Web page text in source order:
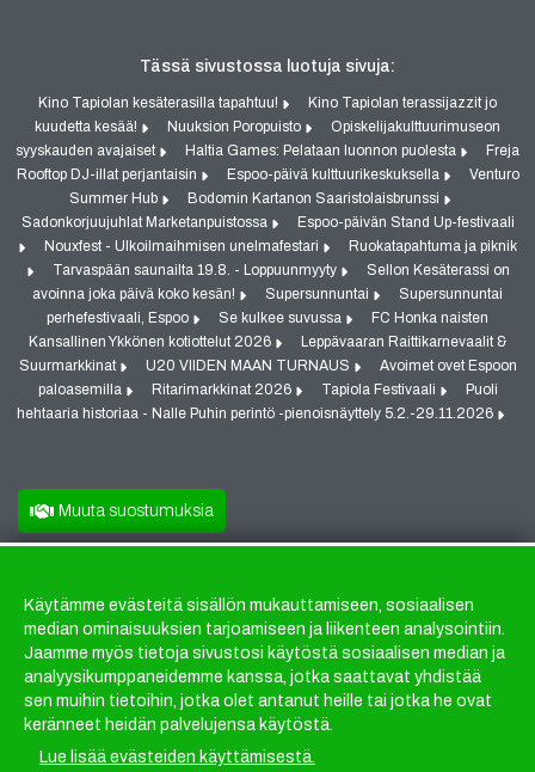
Tässä sivustossa luotuja sivuja:
Kino Tapiolan kesäterasilla tapahtuu!
Kino Tapiolan terassijazzit jo
kuudetta kesää!
Nuuksion Poropuisto
Opiskelijakulttuurimuseon
syyskauden avajaiset
Haltia Games: Pelataan luonnon puolesta
Freja
Rooftop DJ-illat perjantaisin
Espoo-päivä kulttuurikeskuksella
Venturo
Summer Hub
Bodomin Kartanon Saaristolaisbrunssi
Sadonkorjuujuhlat Marketanpuistossa
Espoo-päivän Stand Up-festivaali
Nouxfest - Ulkoilmaihmisen unelmafestari
Ruokatapahtuma ja piknik
Tarvaspään saunailta 19.8. - Loppuunmyyty
Sellon Kesäterassi on
avoinna joka päivä koko kesän!
Supersunnuntai
Supersunnuntai
perhefestivaali, Espoo
Se kulkee suvussa
FC Honka naisten
Kansallinen Ykkönen kotiottelut 2026
Leppävaaran Raittikarnevaalit &
Suurmarkkinat
U20 VIIDEN MAAN TURNAUS
Avoimet ovet Espoon
paloasemilla
Ritarimarkkinat 2026 Tapiola Festivaali
Puoli
hehtaaria historiaa - Nalle Puhin perintö -pienoisnäyttely 5.2.-29.11.2026
Muuta suostumuksia
Evästeet
Käytämme evästeitä sisällön mukauttamiseen, sosiaalisen
median ominaisuuksien tarjoamiseen ja liikenteen analysointiin.
Jaamme myös tietoja sivustosi käytöstä sosiaalisen median ja
analyysikumppaneidemme kanssa, jotka saattavat yhdistää
sen muihin tietoihin, jotka olet antanut heille tai jotka he ovat
keränneet heidän palvelujensa käytöstä.
Lue lisää evästeiden käyttämisestä.